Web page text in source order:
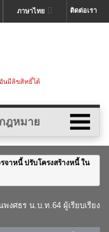
ติดต่อเรา
ภาษาไทย
นมีลิขสิทธิ์ได้
ฎหมาย
รจาหนี้ ปรับโครงสร้างหนี้ ใน
ศธร น.บ.ท.64 ผู้เรียบเรียง